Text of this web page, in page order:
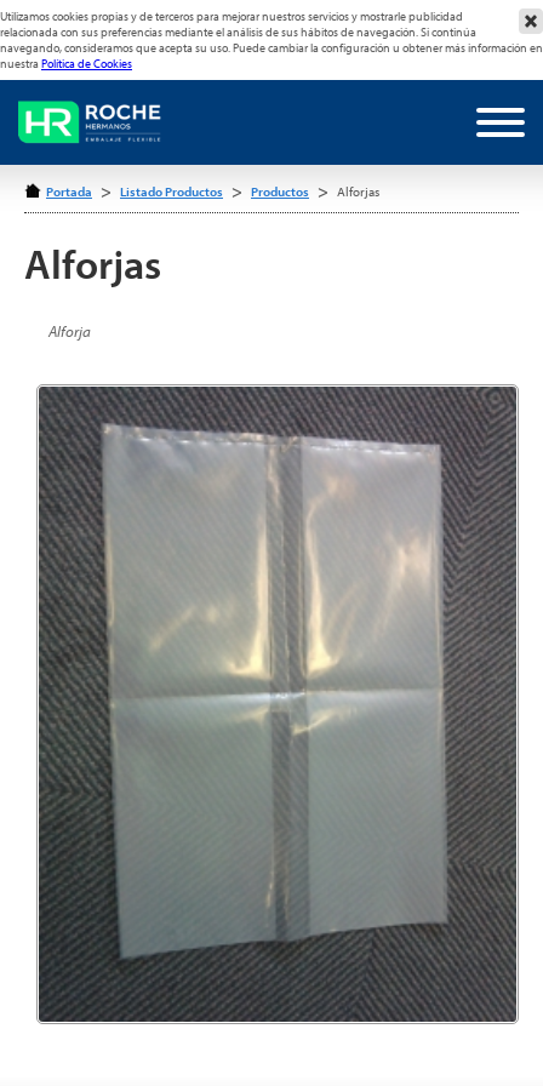
Utilizamos cookies propias y de terceros para mejorar nuestros servicios y mostrarle publicidad
relacionada con sus preferencias mediante el análisis de sus hábitos de navegación. Si continúa
navegando, consideramos que acepta su uso. Puede cambiar la configuración u obtener más información en
nuestraPolítica de Cookies
Portada > Listado Productos > Productos > Alforjas
Alforjas
Alforja